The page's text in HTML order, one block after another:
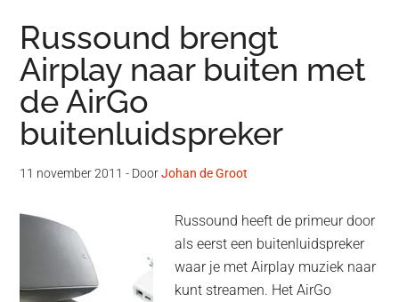
Russound brengt
Airplay naar buiten met
de AirGo
buitenluidspreker
11 november 2011 - DoorJohan de Groot
Russound heeft de primeur door
als eerst een buitenluidspreker
waar je met Airplay muziek naar
kunt streamen. Het AirGo